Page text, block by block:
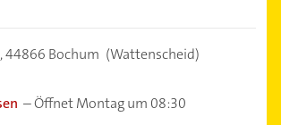
44866 Bochum (Wattenscheid)
–Öffnet Montag um 08:30